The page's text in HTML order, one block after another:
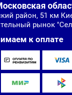
район, 51 км
рынок
к оплате